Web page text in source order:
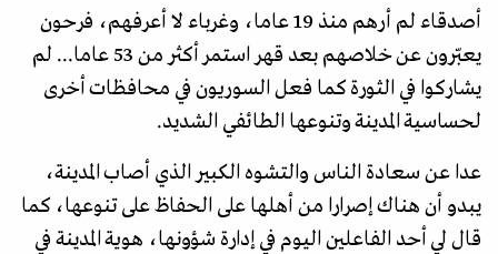
أصدقاء لم أرهم منذ 19 عاما، وغرباء لا أعرفهم، فرحون
يعبّرون عن خلاصهم بعد قهر استمر أكثر من 53 عاما... لم
يشاركوا في الثورة كما فعل السوريون في محافظات أخرى
لحساسية المدينة وتنوعها الطائفي الشديد.
عدا عن سعادة الناس والتشوه الكبير الذي أصاب المدينة،
يبدو أن هناك إصرارا من أهلها على الحفاظ على تنوعها، كما
قال لي أحد الفاعلين اليوم في إدارة شؤونها، هوية المدينة في